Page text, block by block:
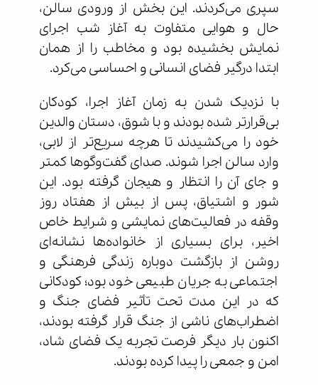
سپری می‌کردند. این بخش از ورودی سالن،
حال و هوایی متفاوت به آغاز شب اجرای
نمایش بخشیده بود و مخاطب را از همان
ابتدا درگیر فضای انسانی و احساسی می‌کرد.
با نزدیک شدن به زمان آغاز اجرا، کودکان
بی‌قرارتر شده بودند و با شوق، دستان والدین
خود را می‌کشیدند تا هرچه سریع‌تر از لابی،
وارد سالن اجرا شوند. صدای گفت‌وگوها کمتر
و جای آن را انتظار و هیجان گرفته بود. این
شور و اشتیاق، پس از بیش از هفتاد روز
وقفه در فعالیت‌های نمایشی و شرایط خاص
اخیر، برای بسیاری از خانواده‌ها نشانه‌ای
روشن از بازگشت دوباره زندگی فرهنگی و
اجتماعی به جریان طبیعی خود بود؛ کودکانی
که در این مدت تحت تأثیر فضای جنگ و
اضطراب‌های ناشی از جنگ قرار گرفته بودند،
اکنون بار دیگر فرصت تجربه یک فضای شاد،
امن و جمعی را پیدا کرده بودند.